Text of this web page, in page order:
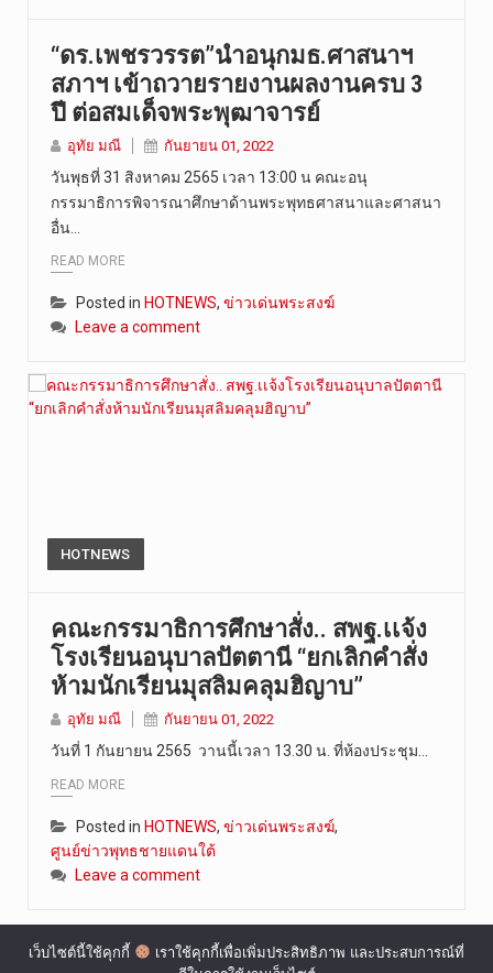
“ดร.เพชรวรรต”นำอนุกมธ.ศาสนาฯ
สภาฯ เข้าถวายรายงานผลงานครบ 3
ปี ต่อสมเด็จพระพุฒาจารย์
อุทัย มณี กันยายน 01, 2022
วันพุธที่ 31 สิงหาคม 2565 เวลา 13:00 น คณะอนุ
กรรมาธิการพิจารณาศึกษาด้านพระพุทธศาสนาและศาสนา
อื่น…
READ MORE
Posted in HOTNEWS, ข่าวเด่นพระสงฆ์
Leave a comment
HOTNEWS
คณะกรรมาธิการศึกษาสั่ง.. สพฐ.เเจ้ง
โรงเรียนอนุบาลปัตตานี “ยกเลิกคำสั่ง
ห้ามนักเรียนมุสลิมคลุมฮิญาบ”
อุทัย มณี กันยายน 01, 2022
วันที่ 1 กันยายน 2565 วานนี้เวลา 13.30 น. ที่ห้องประชุม…
READ MORE
Posted in HOTNEWS, ข่าวเด่นพระสงฆ์,
ศูนย์ข่าวพุทธชายแดนใต้
Leave a comment
เว็บไซต์นี้ใช้คุกกี้
เราใช้คุกกี้เพื่อเพิ่มประสิทธิภาพ และประสบการณ์ที่